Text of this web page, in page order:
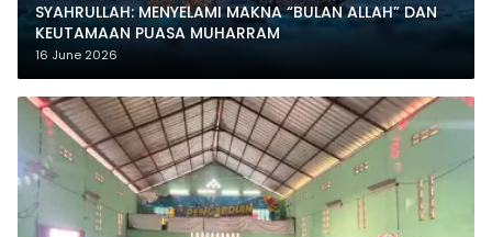
SYAHRULLAH: MENYELAMI MAKNA “BULAN ALLAH” DAN
KEUTAMAAN PUASA MUHARRAM
16 June 2026